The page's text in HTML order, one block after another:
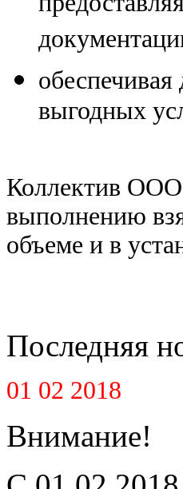
выгодных
Коллектив ООО
выполнению
объеме и в
Последняя
01 02 2018
Внимание!